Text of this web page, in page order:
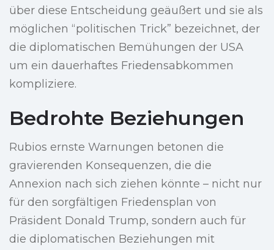
über diese Entscheidung geäußert und sie als
möglichen “politischen Trick” bezeichnet, der
die diplomatischen Bemühungen der USA
um ein dauerhaftes Friedensabkommen
kompliziere.
Bedrohte Beziehungen
Rubios ernste Warnungen betonen die
gravierenden Konsequenzen, die die
Annexion nach sich ziehen könnte – nicht nur
für den sorgfältigen Friedensplan von
Präsident Donald Trump, sondern auch für
die diplomatischen Beziehungen mit